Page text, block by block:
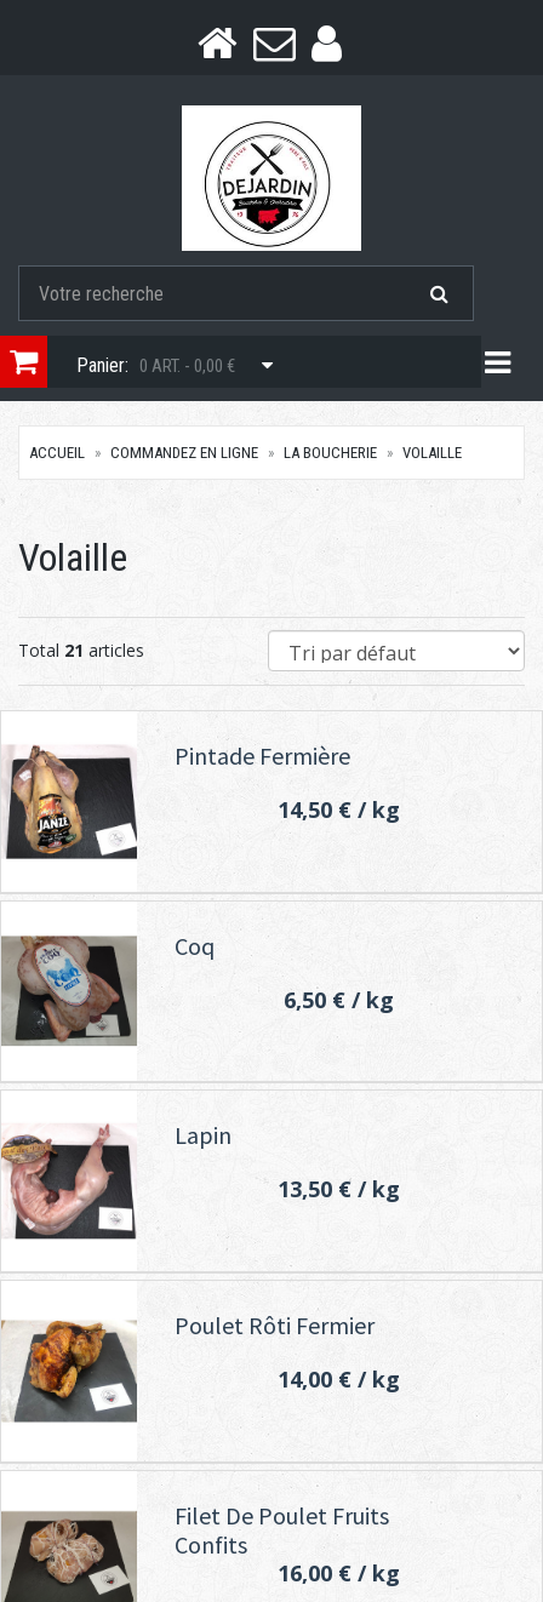
Panier: 0 ART. - 0,00 €
ACCUEIL COMMANDEZ EN LIGNE LA BOUCHERIE VOLAILLE
Volaille
Total 21 articles
Pintade Fermière
14,50 € / kg
Coq
6,50 € / kg
Lapin
13,50 € / kg
Poulet Rôti Fermier
14,00 € / kg
Filet De Poulet Fruits
Confits
16,00 € / kg